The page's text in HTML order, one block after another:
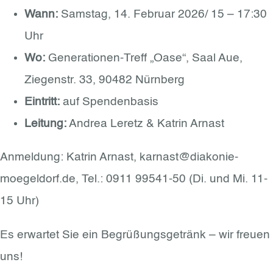
Wann: Samstag, 14. Februar 2026/ 15 – 17:30
Uhr
Wo: Generationen-Treff „Oase“, Saal Aue,
Ziegenstr. 33, 90482 Nürnberg
Eintritt: auf Spendenbasis
Leitung: Andrea Leretz & Katrin Arnast
Anmeldung: Katrin Arnast, karnast@diakonie-
moegeldorf.de, Tel.: 0911 99541-50 (Di. und Mi. 11-
15 Uhr)
Es erwartet Sie ein Begrüßungsgetränk – wir freuen
uns!